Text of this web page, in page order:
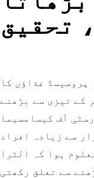
تحقیق
غذاؤں کا
کے تیزی سے بڑھنے
آف کیسامسیما
نے مطالعے کیلیے 22 ہزار سے زیادہ افراد
ہوا کہ الٹرا
سے تعلق رکھتی